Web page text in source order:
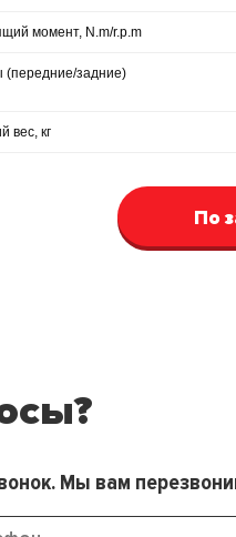
момент, N.m/r.p.m
задние)
вес, кг
По
Мы вам